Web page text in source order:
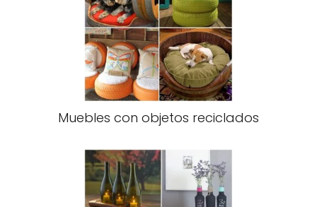
Muebles con objetos reciclados